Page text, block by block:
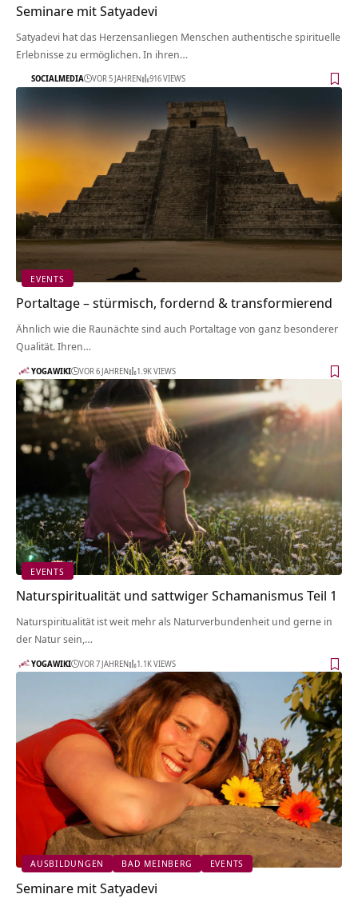
Seminare mit Satyadevi
Satyadevi hat das Herzensanliegen Menschen authentische spirituelle
Erlebnisse zu ermöglichen. In ihren…
SOCIALMEDIA VOR 5 JAHREN 916 VIEWS
EVENTS
Portaltage – stürmisch, fordernd & transformierend
Ähnlich wie die Raunächte sind auch Portaltage von ganz besonderer
Qualität. Ihren…
YOGAWIKI VOR 6 JAHREN 1.9K VIEWS
EVENTS
Naturspiritualität und sattwiger Schamanismus Teil 1
Naturspiritualität ist weit mehr als Naturverbundenheit und gerne in
der Natur sein,…
YOGAWIKI VOR 7 JAHREN 1.1K VIEWS
AUSBILDUNGEN BAD MEINBERG EVENTS
Seminare mit Satyadevi